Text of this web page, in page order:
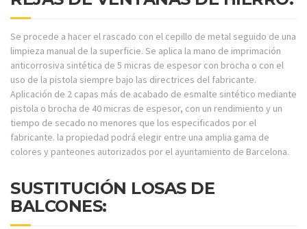
Se procede a hacer el rascado con el cepillo de metal seguido de una
limpieza manual de la superficie. Se aplica la mano de imprimación
anticorrosiva sintética de 5 micras de espesor con brocha o con el
uso de la pistola siempre bajo las directrices del fabricante.
Aplicación de 2 capas más de acabado de esmalte sintético mediante
pistola o brocha de 40 micras de espesor, con un rendimiento y un
tiempo de secado no menores que los especificados por el
fabricante. la propiedad podrá elegir entre una amplia gama de
colores y panteones autorizados por el ayuntamiento de Barcelona.
SUSTITUCIÓN LOSAS DE
BALCONES: